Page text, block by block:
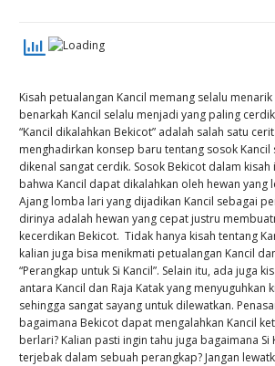
Kisah petualangan Kancil memang selalu
benarkah Kancil selalu menjadi yang paling
“Kancil dikalahkan Bekicot” adalah salah satu
menghadirkan konsep baru tentang sosok Kancil
dikenal sangat cerdik. Sosok Bekicot dalam
bahwa Kancil dapat dikalahkan oleh hewan yang
Ajang lomba lari yang dijadikan Kancil sebagai
dirinya adalah hewan yang cepat justru
kecerdikan Bekicot. Tidak hanya kisah tentang
kalian juga bisa menikmati petualangan Kancil
“Perangkap untuk Si Kancil”. Selain itu, ada juga
antara Kancil dan Raja Katak yang menyuguhkan
sehingga sangat sayang untuk dilewatkan.
bagaimana Bekicot dapat mengalahkan Kancil
berlari? Kalian pasti ingin tahu juga bagaimana Si
terjebak dalam sebuah perangkap? Jangan